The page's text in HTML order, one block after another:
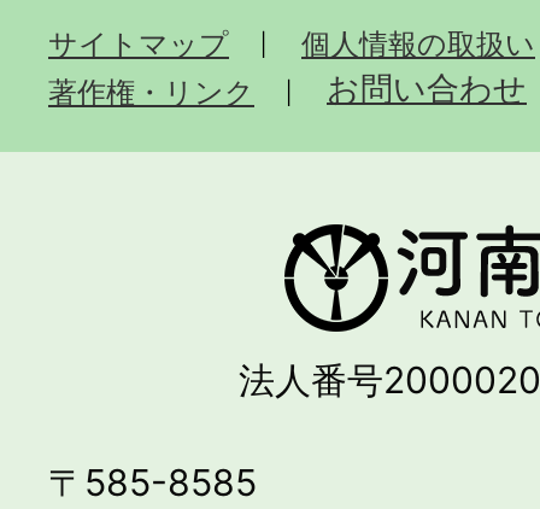
サイトマップ
個人情報の取扱い
著作権・リンク
お問い合わせ
法人番号
〒585-8585